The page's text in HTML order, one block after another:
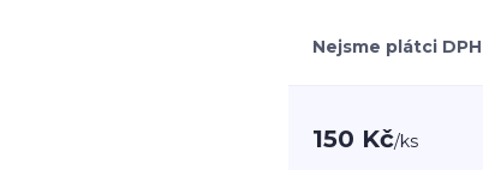
Nejsme plátci DPH
150 Kč/ks